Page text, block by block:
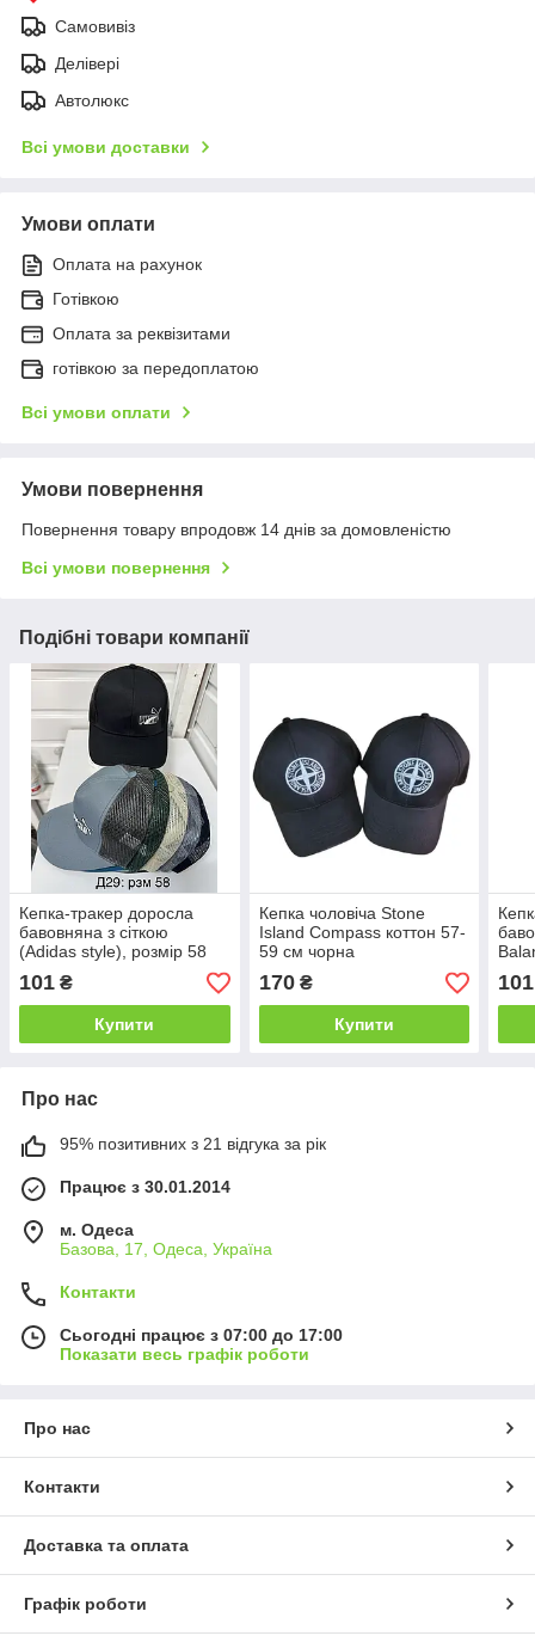
Самовивіз
Делівері
Автолюкс
Всі умови доставки
Умови оплати
Оплата на рахунок
Готівкою
Оплата за реквізитами
готівкою за передоплатою
Всі умови оплати
Умови повернення
Повернення товару впродовж 14 днів за домовленістю
Всі умови повернення
Подібні товари компанії
Кепка-тракер доросла
бавовняна з сіткою
(Adidas style), розмір 58
101 ₴
Купити
Кепка чоловіча Stone
Island Compass коттон 57-
59 см чорна
170₴
Купити
101
Про нас
95% позитивних з 21 відгука за рік
Працює з 30.01.2014
м. Одеса
Базова, 17, Одеса, Україна
Контакти
Сьогодні працює з 07:00 до 17:00
Показати весь графік роботи
Про нас
Контакти
Доставка та оплата
Графік роботи